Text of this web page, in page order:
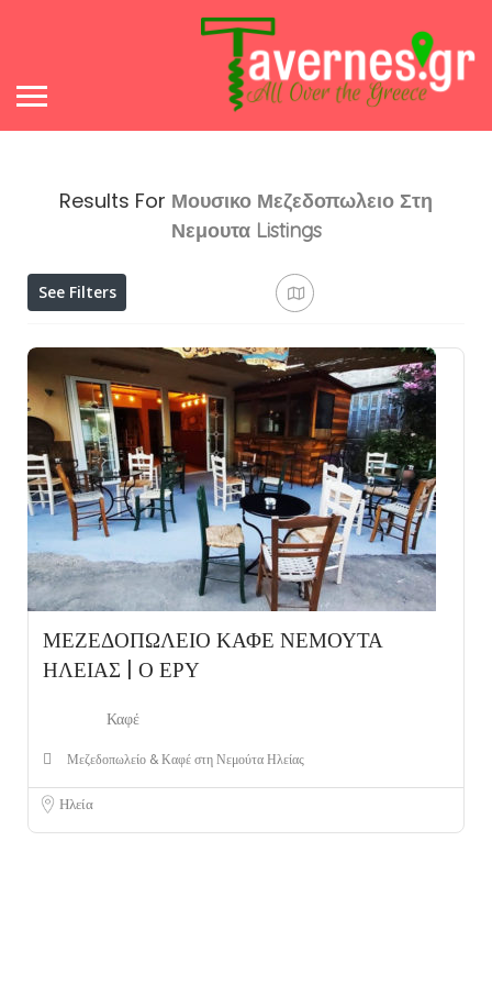
Results For Μουσικο Μεζεδοπωλειο Στη
Νεμουτα Listings
See Filters
ΜΕΖΕΔΟΠΩΛΕΙΟ ΚΑΦΕ ΝΕΜΟΥΤΑ
ΗΛΕΙΑΣ | Ο ΕΡΥ
Καφέ
Μεζεδοπωλείο & Καφέ στη Νεμούτα Ηλείας
Ηλεία